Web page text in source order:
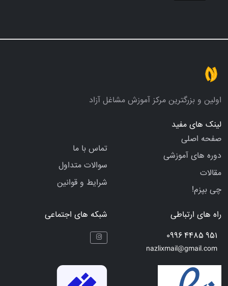
اولین و بزرگترین مرکز آموزش مشاغل آزاد
لینک های مفید
صفحه اصلی
دوره های آموزشی
مقالات
چی بپزم!
تماس با ما
سوالات متداول
شرایط و قوانین
راه های ارتباطی
951 4485 0996
nazlixmail@gmail.com
شبکه های اجتماعی